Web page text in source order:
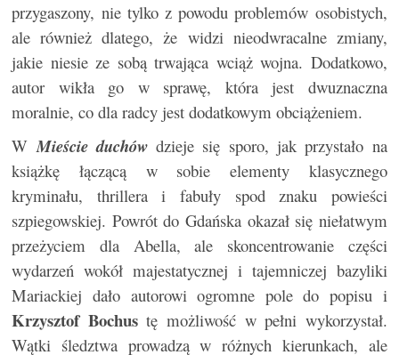
przygaszony, nie tylko z powodu problemów osobistych,
ale również dlatego, że widzi nieodwracalne zmiany,
jakie niesie ze sobą trwająca wciąż wojna. Dodatkowo,
autor wikła go w sprawę, która jest dwuznaczna
moralnie, co dla radcy jest dodatkowym obciążeniem.
WMieście duchówdzieje się sporo, jak przystało na
książkę łączącą w sobie elementy klasycznego
kryminału, thrillera i fabuły spod znaku powieści
szpiegowskiej. Powrót do Gdańska okazał się niełatwym
przeżyciem dla Abella, ale skoncentrowanie części
wydarzeń wokół majestatycznej i tajemniczej bazyliki
Mariackiej dało autorowi ogromne pole do popisu i
Krzysztof Bochustę możliwość w pełni wykorzystał.
Wątki śledztwa prowadzą w różnych kierunkach, ale